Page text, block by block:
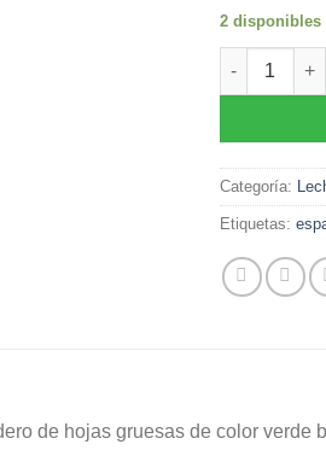
2 disponibles
Semillas de
Categoría:
Etiquetas:
de hojas gruesas de color